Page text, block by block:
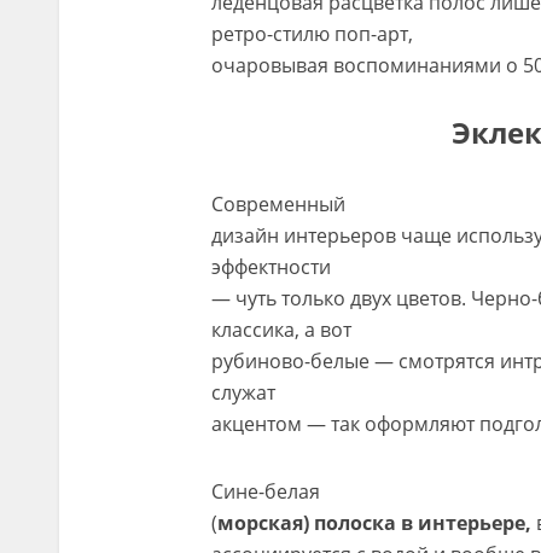
ретро-стилю поп-арт,
очаровывая воспоминаниями о
Современный
дизайн интерьеров чаще
эффектности
— чуть только двух цветов.
классика, а вот
рубиново-белые — смотрятся
служат
акцентом — так оформляют
Сине-белая
(морская) полоска в интерьере,